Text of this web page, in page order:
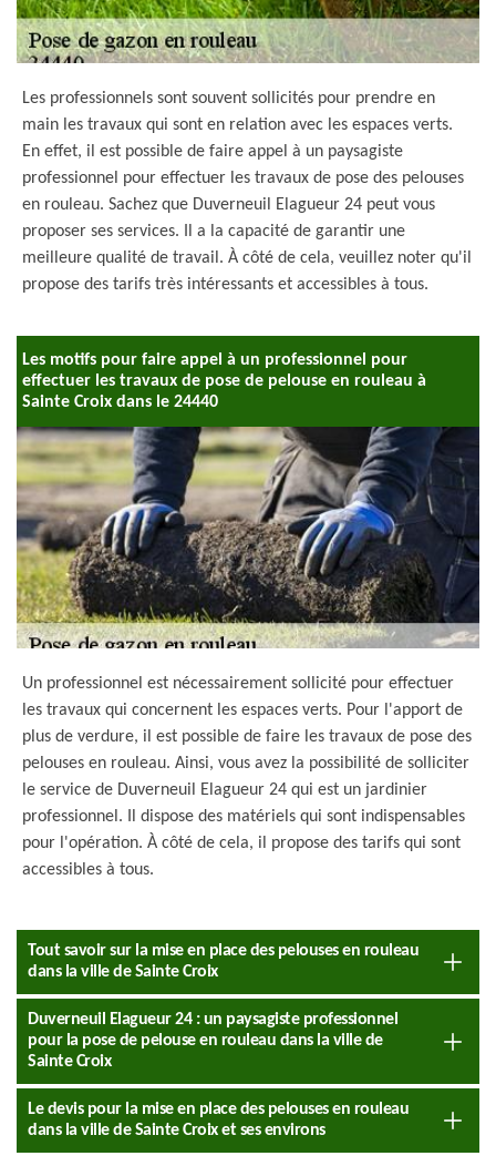
Les professionnels sont souvent sollicités pour prendre en
main les travaux qui sont en relation avec les espaces verts.
En effet, il est possible de faire appel à un paysagiste
professionnel pour effectuer les travaux de pose des pelouses
en rouleau. Sachez que Duverneuil Elagueur 24 peut vous
proposer ses services. Il a la capacité de garantir une
meilleure qualité de travail. À côté de cela, veuillez noter qu'il
propose des tarifs très intéressants et accessibles à tous.
Les motifs pour faire appel à un professionnel pour
effectuer les travaux de pose de pelouse en rouleau à
Sainte Croix dans le 24440
Un professionnel est nécessairement sollicité pour effectuer
les travaux qui concernent les espaces verts. Pour l'apport de
plus de verdure, il est possible de faire les travaux de pose des
pelouses en rouleau. Ainsi, vous avez la possibilité de solliciter
le service de Duverneuil Elagueur 24 qui est un jardinier
professionnel. Il dispose des matériels qui sont indispensables
pour l'opération. À côté de cela, il propose des tarifs qui sont
accessibles à tous.
Tout savoir sur la mise en place des pelouses en rouleau
dans la ville de Sainte Croix
Duverneuil Elagueur 24 : un paysagiste professionnel
pour la pose de pelouse en rouleau dans la ville de
Sainte Croix
Le devis pour la mise en place des pelouses en rouleau
dans la ville de Sainte Croix et ses environs